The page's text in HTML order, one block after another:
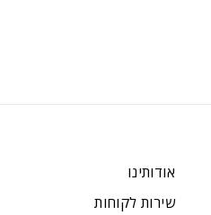
אודותינו
שירות לקוחות